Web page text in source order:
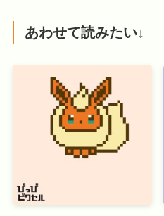
あわせて読みたい↓